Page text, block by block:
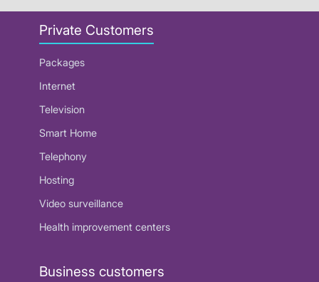
Private Customers
Packages
Internet
Television
Smart Home
Telephony
Hosting
Video surveillance
Health improvement centers
Business customers